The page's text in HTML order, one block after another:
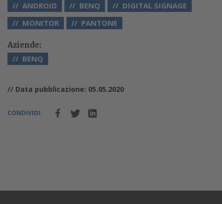
ANDROID BENQ
DIGITAL SIGNAGE
MONITOR
PANTONE
Aziende:
BENQ
// Data pubblicazione: 05.05.2020
CONDIVIDI: